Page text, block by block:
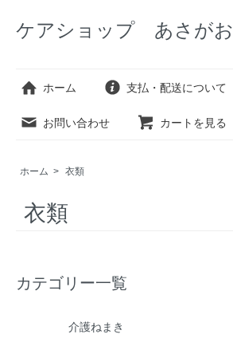
ケアショップ あさがお
ホーム 支払・配送について
お問い合わせ カートを見る
ホーム > 衣類
衣類
カテゴリー一覧
介護ねまき